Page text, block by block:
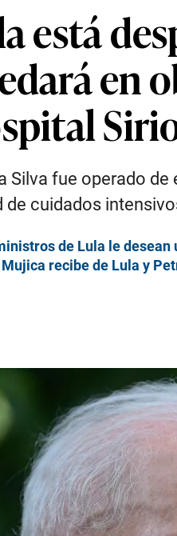
está
en
Silva fue operado
de cuidados
de Lula le
recibe de Lula y